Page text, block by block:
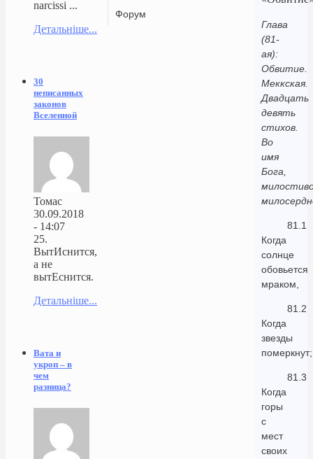
Форум
Глава
(81-
ая):
Обвитие.
Меккская.
Двадцать
девять
стихов.
Во
имя
Бога,
81.1
Когда
солнце
обовьется
мраком,
81.2
Когда
звезды
померкнут;
81.3
Когда
горы
с
мест
своих
narcissi ...
Детальніше...
30
неписанных
законов
Вселенной
Томас
30.09.2018
- 14:07
25.
ВытИснится,
а не
вытЕснится.
Детальніше...
Вата и
укроп – в
чем
разница?